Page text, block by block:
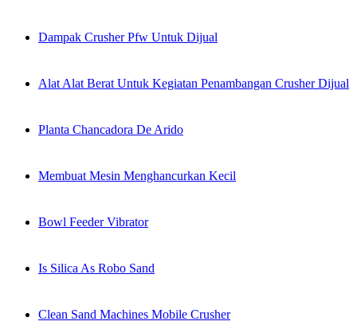
Dampak Crusher Pfw Untuk Dijual
Alat Alat Berat Untuk Kegiatan Penambangan Crusher Dijual
Planta Chancadora De Arido
Membuat Mesin Menghancurkan Kecil
Bowl Feeder Vibrator
Is Silica As Robo Sand
Clean Sand Machines Mobile Crusher